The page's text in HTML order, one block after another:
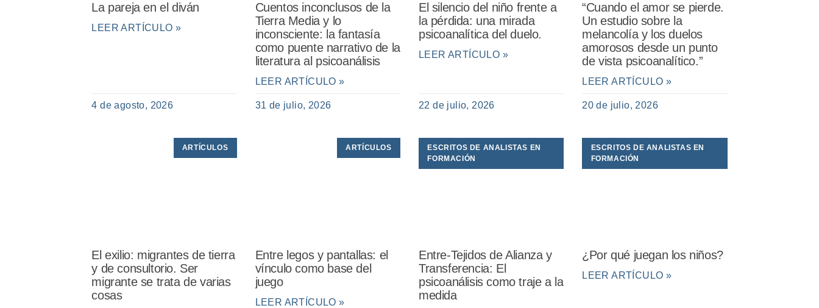
La pareja en el diván
LEER ARTÍCULO »
4 de agosto, 2026
Cuentos inconclusos de la
Tierra Media y lo
inconsciente: la fantasía
como puente narrativo de la
literatura al psicoanálisis
LEER ARTÍCULO »
31 de julio, 2026
El silencio del niño frente a
la pérdida: una mirada
psicoanalítica del duelo.
LEER ARTÍCULO »
22 de julio, 2026
“Cuando el amor se pierde.
Un estudio sobre la
melancolía y los duelos
amorosos desde un punto
de vista psicoanalítico.”
LEER ARTÍCULO »
20 de julio, 2026
ARTÍCULOS
El exilio: migrantes de tierra
y de consultorio. Ser
migrante se trata de varias
cosas
ARTÍCULOS
Entre legos y pantallas: el
vínculo como base del
juego
LEER ARTÍCULO »
ESCRITOS DE ANALISTAS EN
FORMACIÓN
Entre-Tejidos de Alianza y
Transferencia: El
psicoanálisis como traje a la
medida
ESCRITOS DE ANALISTAS EN
FORMACIÓN
¿Por qué juegan los niños?
LEER ARTÍCULO »